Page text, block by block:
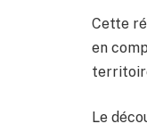
Cette
en
Le